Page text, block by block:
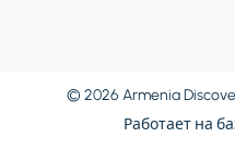
© 2026 Armenia
Работает на